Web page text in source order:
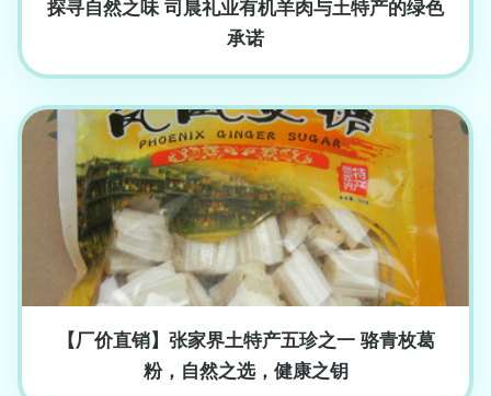
探寻自然之味 司晨礼业有机羊肉与土特产的绿色
承诺
【厂价直销】张家界土特产五珍之一 骆青枚葛
粉，自然之选，健康之钥